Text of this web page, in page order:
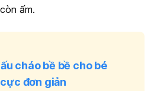
ấm.
cháo bề bề cho bé
đơn giản